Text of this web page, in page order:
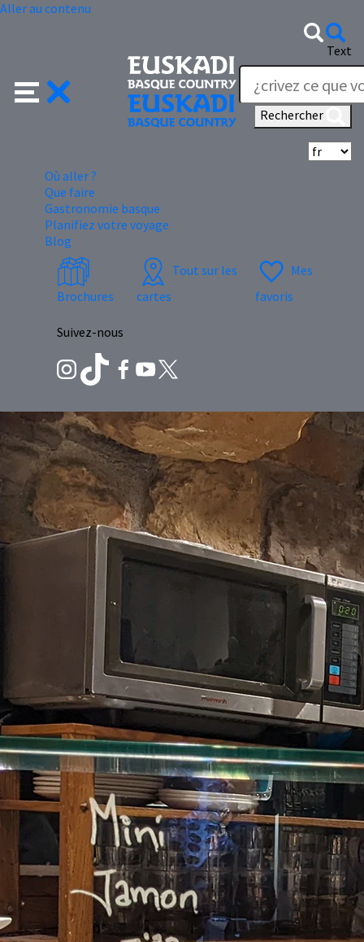
Aller au contenu
Text
Rechercher
Où aller ?
Que faire
Gastronomie basque
Planifiez votre voyage
Blog
Brochures
Tout sur les
cartes
Mes
favoris
Suivez-nous